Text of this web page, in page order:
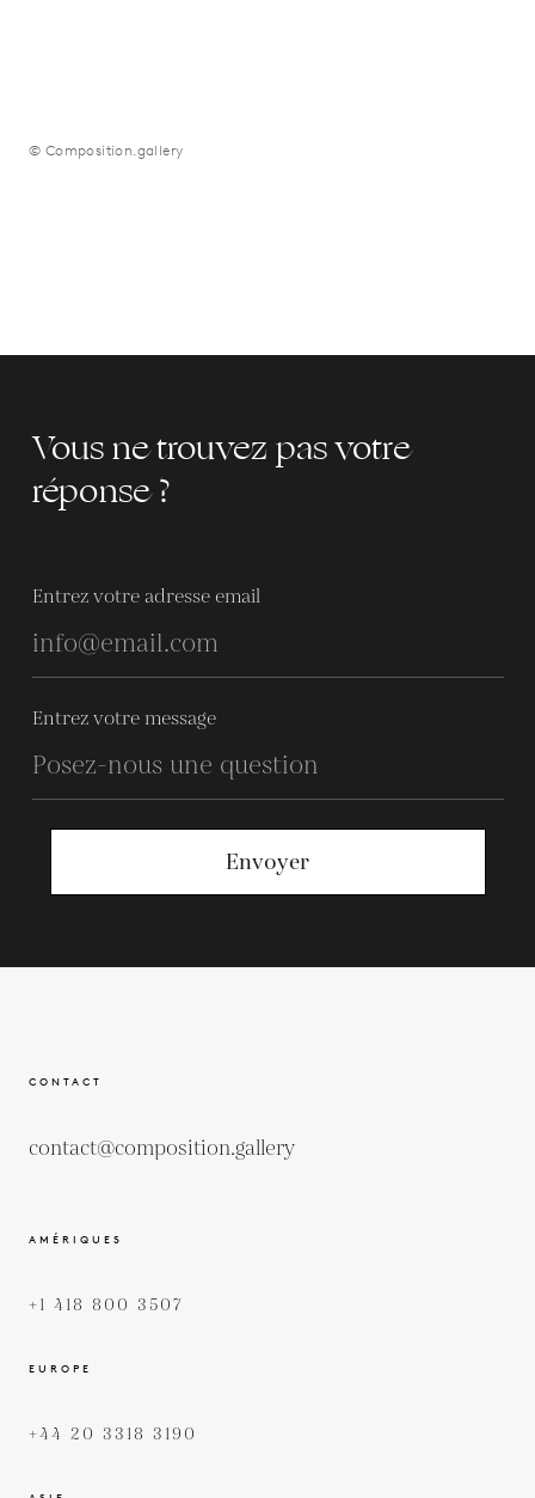
© Composition.gallery
Vous ne trouvez pas votre
réponse ?
Entrez votre adresse email
Entrez votre message
Envoyer
CONTACT
contact@composition.gallery
AMÉRIQUES
+1 418 800 3507
EUROPE
+44 20 3318 3190